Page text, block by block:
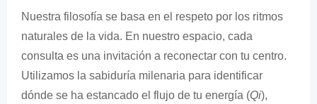
Nuestra filosofía se basa en el respeto por los ritmos
naturales de la vida. En nuestro espacio, cada
consulta es una invitación a reconectar con tu centro.
Utilizamos la sabiduría milenaria para identificar
dónde se ha estancado el flujo de tu energía (Qi),